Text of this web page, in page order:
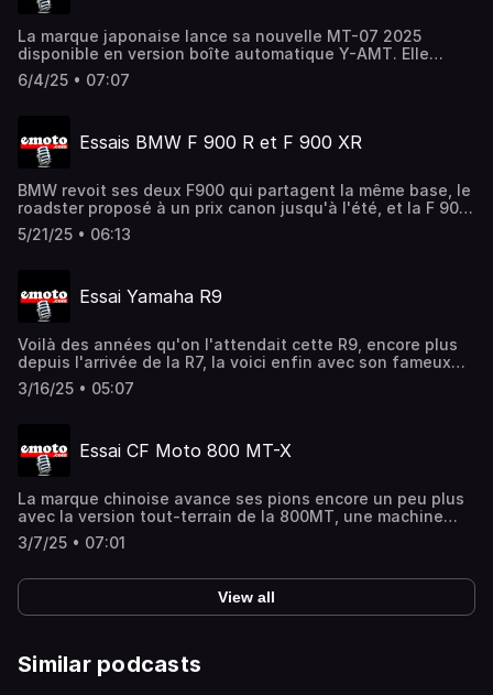
La marque japonaise lance sa nouvelle MT-07 2025
disponible en version boîte automatique Y-AMT. Elle
accueille aussi une nouvelle fourche inversée, un
nouveau tableau de bord, etc.
6/4/25 • 07:07
Essais BMW F 900 R et F 900 XR
BMW revoit ses deux F900 qui partagent la même base, le
roadster proposé à un prix canon jusqu'à l'été, et la F 900
XR la Sport-GT qui connait elle aussi un beau succès.
Deux essais en un épisode à découvrir.
5/21/25 • 06:13
Essai Yamaha R9
Voilà des années qu'on l'attendait cette R9, encore plus
depuis l'arrivée de la R7, la voici enfin avec son fameux
moteur CP3 qu'on connait bien et une partie cycle affûtée
pour la route et le circuit
3/16/25 • 05:07
Essai CF Moto 800 MT-X
La marque chinoise avance ses pions encore un peu plus
avec la version tout-terrain de la 800MT, une machine
taillée pour l'aventure sur la route et sur les pistes avec
un équipement très complet à moins de 10000€
3/7/25 • 07:01
View all
Similar podcasts